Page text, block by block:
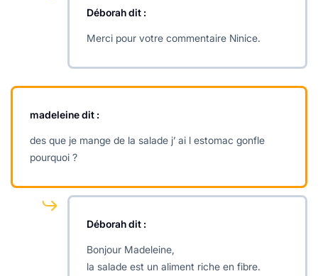
Déborahdit :
Merci pour votre commentaire Ninice.
madeleinedit :
des que je mange de la salade j’ ai l estomac gonfle
pourquoi ?
Déborahdit :
Bonjour Madeleine,
la salade est un aliment riche en fibre.